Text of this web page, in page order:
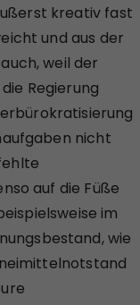
kreativ fast
und aus der
weil der
Regierung
nicht
auf die Füße
im
wie